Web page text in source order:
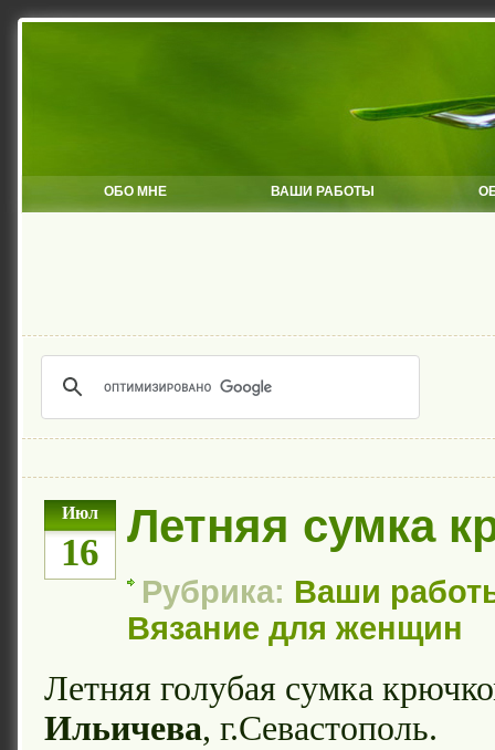
ОБО МНЕ ВАШИ РАБОТЫ
Июл
16
Летняя сумка
Рубрика: Ваши
Вязание для женщин
Летняя голубая сумка
Ильичева, г.Севастополь.